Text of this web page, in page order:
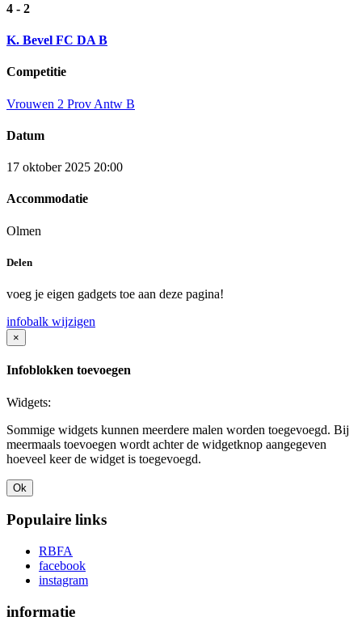
4 - 2
K. Bevel FC DA B
Competitie
Vrouwen 2 Prov Antw B
Datum
17 oktober 2025 20:00
Accommodatie
Olmen
Delen
voeg je eigen gadgets toe aan deze pagina!
infobalk wijzigen
×
Infoblokken toevoegen
Widgets:
Sommige widgets kunnen meerdere malen worden toegevoegd. Bij
meermaals toevoegen wordt achter de widgetknop aangegeven
hoeveel keer de widget is toegevoegd.
Ok
Populaire links
RBFA
facebook
instagram
informatie